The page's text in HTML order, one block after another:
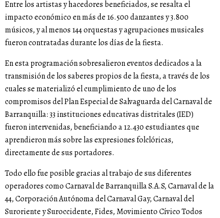
Entre los artistas y hacedores beneficiados, se resalta el
impacto económico en más de 16.500 danzantes y 3.800
músicos, y al menos 144 orquestas y agrupaciones musicales
fueron contratadas durante los días de la fiesta.
En esta programación sobresalieron eventos dedicados a la
transmisión de los saberes propios de la fiesta, a través de los
cuales se materializó el cumplimiento de uno de los
compromisos del Plan Especial de Salvaguarda del Carnaval de
Barranquilla: 33 instituciones educativas distritales (IED)
fueron intervenidas, beneficiando a 12.430 estudiantes que
aprendieron más sobre las expresiones folclóricas,
directamente de sus portadores.
Todo ello fue posible gracias al trabajo de sus diferentes
operadores como Carnaval de Barranquilla S.A.S, Carnaval de la
44, Corporación Autónoma del Carnaval Gay, Carnaval del
Suroriente y Suroccidente, Fides, Movimiento Cívico Todos